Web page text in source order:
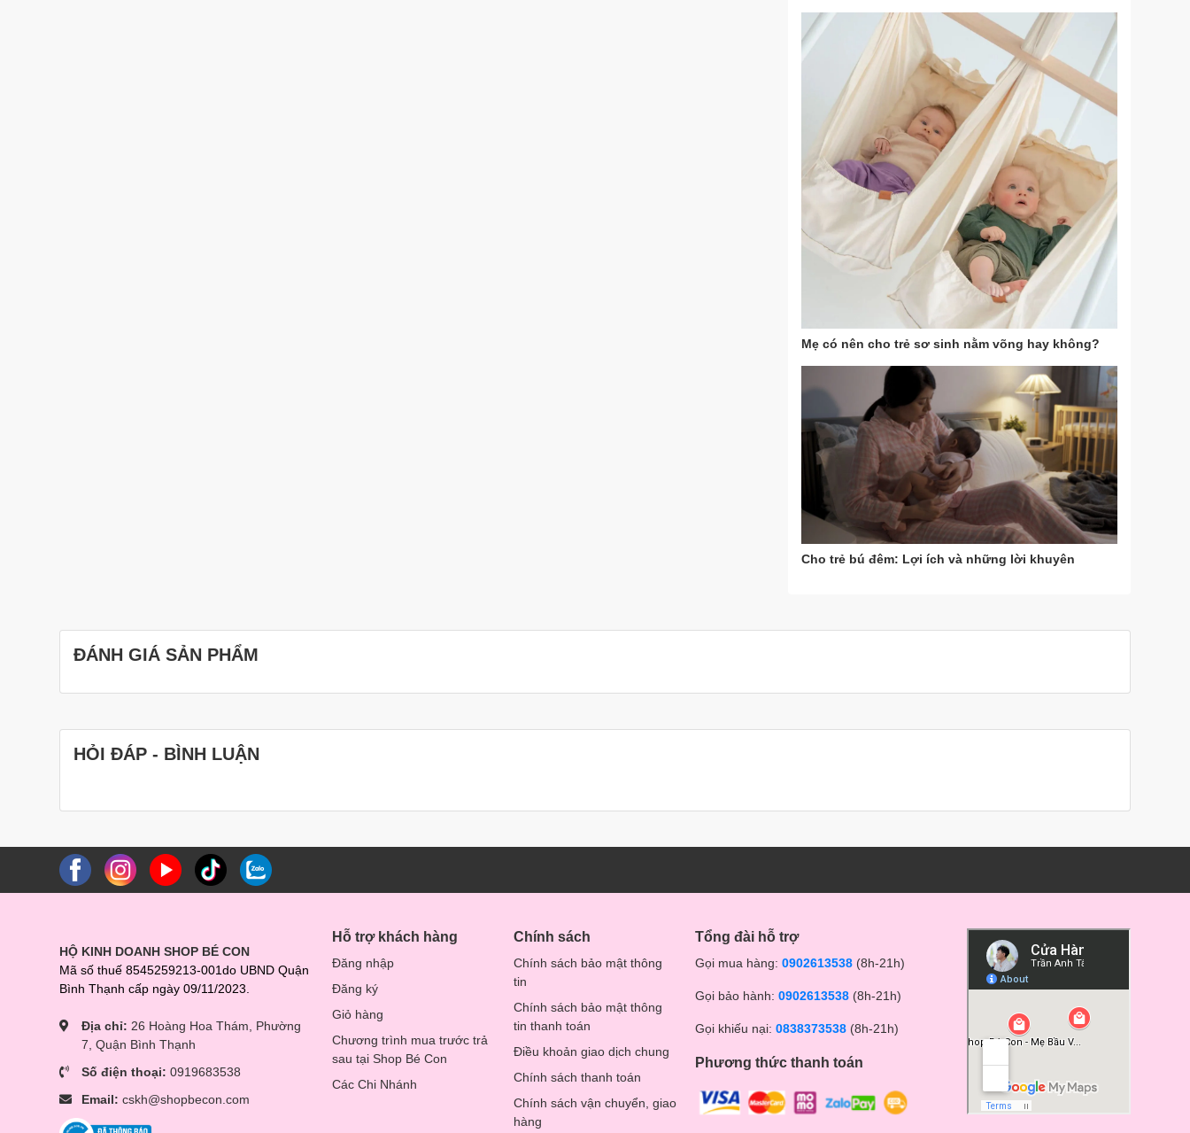
Mẹ có nên cho trẻ sơ sinh nằm võng hay không?
Cho trẻ bú đêm: Lợi ích và những lời khuyên
ĐÁNH GIÁ SẢN PHẨM
HỎI ĐÁP - BÌNH LUẬN
HỘ KINH DOANH SHOP BÉ CON
Mã số thuế 8545259213-001do UBND Quận
Bình Thạnh cấp ngày 09/11/2023.
Địa chỉ: 26 Hoàng Hoa Thám, Phường
7, Quận Bình Thạnh
Số điện thoại: 0919683538
Email: cskh@shopbecon.com
Hỗ trợ khách hàng
Đăng nhập
Đăng ký
Giỏ hàng
Chương trình mua trước trả
sau tại Shop Bé Con
Các Chi Nhánh
Chính sách
Chính sách bảo mật thông
tin
Chính sách bảo mật thông
tin thanh toán
Điều khoản giao dịch chung
Chính sách thanh toán
Chính sách vận chuyển, giao
hàng
Tổng đài hỗ trợ
Gọi mua hàng: 0902613538 (8h-21h)
Gọi bảo hành: 0902613538 (8h-21h)
Gọi khiếu nại: 0838373538 (8h-21h)
Phương thức thanh toán